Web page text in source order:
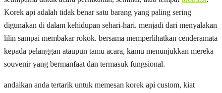
Korek api adalah tidak benar satu barang yang paling sering
digunakan di dalam kehidupan sehari-hari. menjadi dari menyalakan
lilin sampai membakar rokok. bersama memperlihatkan cenderamata
kepada pelanggan ataupun tamu acara, kamu menunjukkan mereka
souvenir yang bermanfaat dan termasuk fungsional.
andaikan anda tertarik untuk memesan korek api custom, kiat